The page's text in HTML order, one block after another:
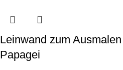
Leinwand zum
Papagei